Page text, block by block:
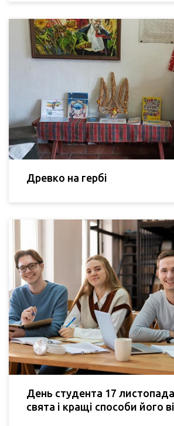
Древко на гербі
День студента 17
свята і кращі способи його